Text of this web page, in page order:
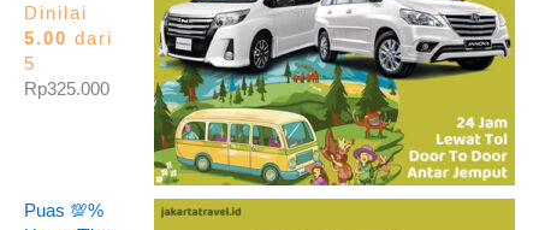
Dinilai
5.00 dari
5
Rp325.000
Puas 💯%